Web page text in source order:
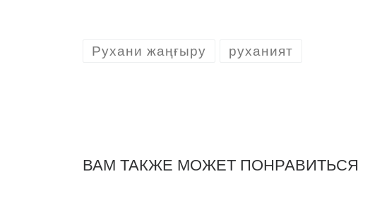
Рухани жаңғыру руханият
ВАМ ТАКЖЕ МОЖЕТ ПОНРАВИТЬСЯ